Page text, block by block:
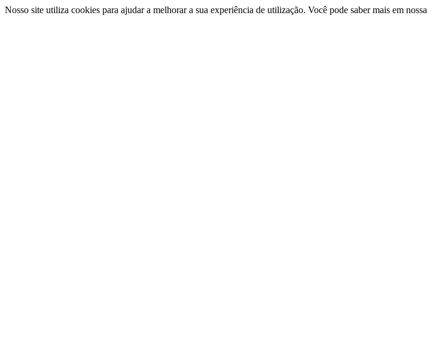
Nosso site utiliza cookies para ajudar a melhorar a sua experiência de utilização. Você pode saber mais em nossa